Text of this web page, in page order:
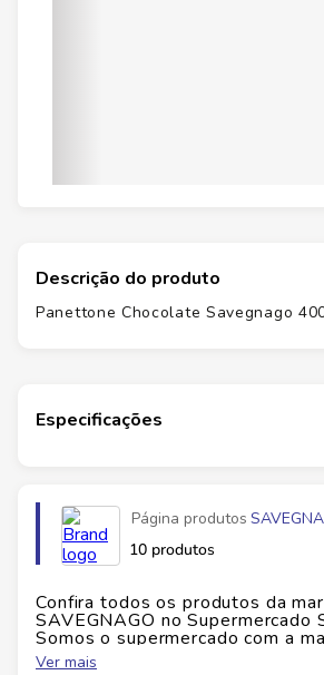
Descrição do produto
Panettone Chocolate Savegnago
Especificações
Página produtos
10 produtos
Confira todos os produtos da
SAVEGNAGO no Supermercado
Somos o supermercado com a
qualidade do Brasil!
Ver mais